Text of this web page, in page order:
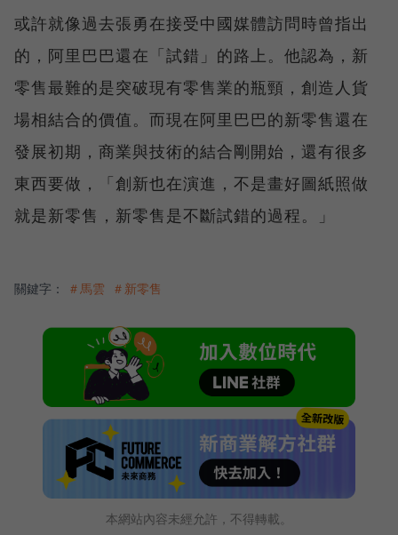
或許就像過去張勇在接受中國媒體訪問時曾指出
的，阿里巴巴還在「試錯」的路上。他認為，新
零售最難的是突破現有零售業的瓶頸，創造人貨
場相結合的價值。而現在阿里巴巴的新零售還在
發展初期，商業與技術的結合剛開始，還有很多
東西要做，「創新也在演進，不是畫好圖紙照做
就是新零售，新零售是不斷試錯的過程。」
關鍵字： ＃馬雲 ＃新零售
本網站內容未經允許，不得轉載。